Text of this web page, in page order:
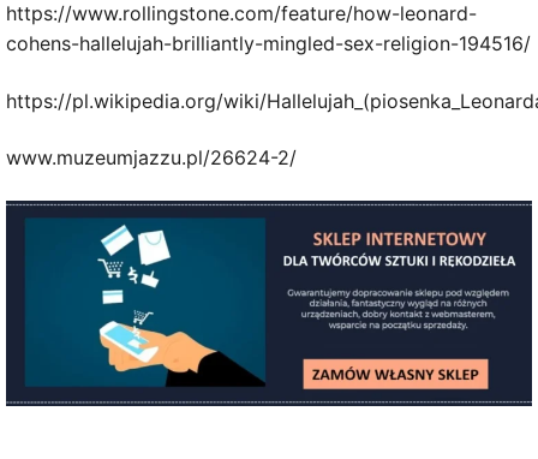
https://www.rollingstone.com/feature/how-leonard-
cohens-hallelujah-brilliantly-mingled-sex-religion-194516/
https://pl.wikipedia.org/wiki/
www.muzeumjazzu.pl/26624-2/